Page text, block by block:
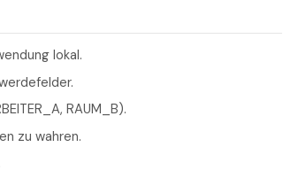
lokal.
RAUM_B).
zu wahren.